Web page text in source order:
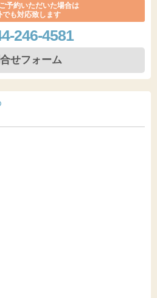
予約いただいた場合は
でも対応致します
246-4581
せフォーム